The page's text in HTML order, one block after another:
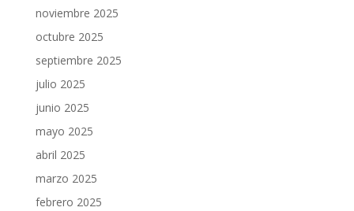
noviembre 2025
octubre 2025
septiembre 2025
julio 2025
junio 2025
mayo 2025
abril 2025
marzo 2025
febrero 2025